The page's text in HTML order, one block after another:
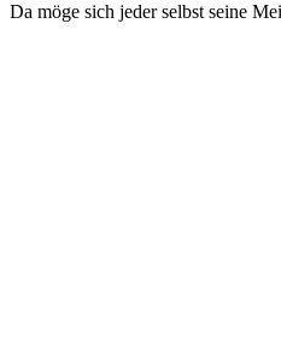
Da möge sich jeder selbst seine